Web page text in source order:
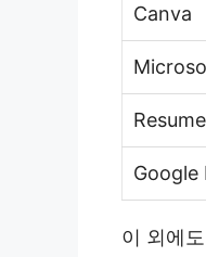
Canva
Google
이 외에